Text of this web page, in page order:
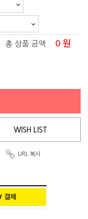
총 상품 금액 0 원
WISH LIST
URL 복사